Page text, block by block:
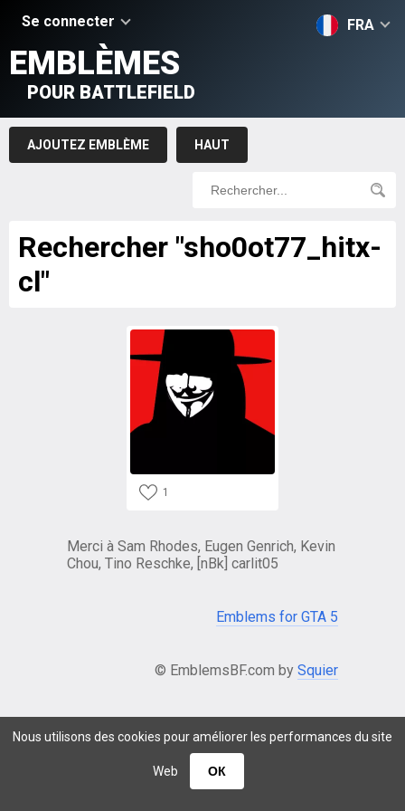
Nous utilisons des cookies pour améliorer les performances du site
Web ОК
Se connecter FRA
EMBLÈMES
POUR BATTLEFIELD
AJOUTEZ EMBLÈME HAUT
Rechercher "sho0ot77_hitx-
cl"
1
Merci à Sam Rhodes, Eugen Genrich, Kevin
Chou, Tino Reschke, [nBk] carlit05
Emblems for GTA 5
© EmblemsBF.com by Squier